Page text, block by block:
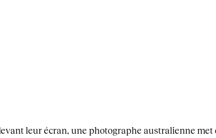
leur écran, une photographe australienne